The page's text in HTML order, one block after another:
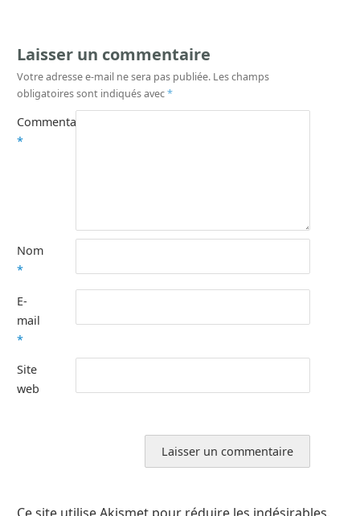
Laisser un commentaire
Votre adresse e-mail ne sera pas publiée. Les champs
obligatoires sont indiqués avec*
Commentaire
*
Nom
*
E-
mail
*
Site
web